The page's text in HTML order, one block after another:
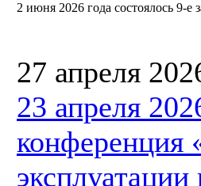
2 июня 2026 года состоялось 9-е
27 апреля
23 апреля
конференция